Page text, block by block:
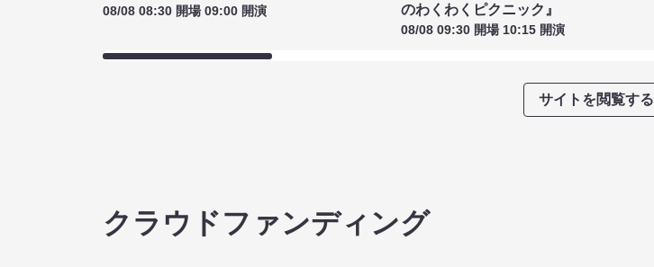
08/08 08:30 開場 09:00 開演
のわくわくピクニック』
08/08 09:30 開場 10:15 開演
サイトを閲覧する
クラウドファンディング